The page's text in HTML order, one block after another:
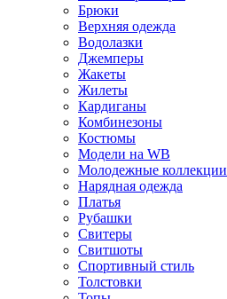
Брюки
Верхняя одежда
Водолазки
Джемперы
Жакеты
Жилеты
Кардиганы
Комбинезоны
Костюмы
Модели на WB
Молодежные коллекции
Нарядная одежда
Платья
Рубашки
Свитеры
Свитшоты
Спортивный стиль
Толстовки